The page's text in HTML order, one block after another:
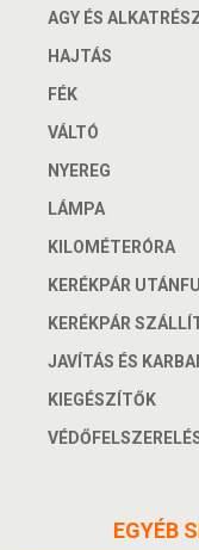
AGY ÉS
HAJTÁS
FÉK
VÁLTÓ
NYEREG
LÁMPA
KILOMÉTERÓRA
KERÉKPÁR
KERÉKPÁR
JAVÍTÁS ÉS
KIEGÉSZÍTŐK
EGYÉB